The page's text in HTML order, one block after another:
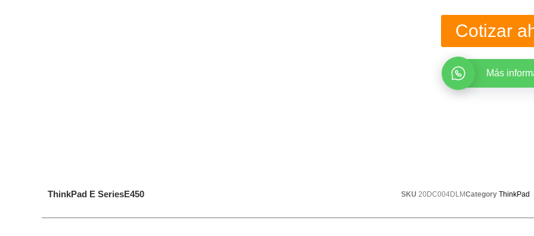
Cotizar
Más
ThinkPad E SeriesE450 SKU 20DC004DLMCategory ThinkPad